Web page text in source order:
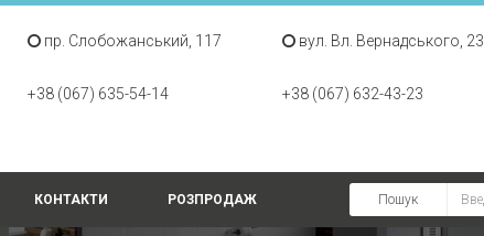
пр. Слобожанський, 117
+38 (067) 635-54-14
вул. Вл. Вернадського, 23
+38 (067) 632-43-23
КОНТАКТИ РОЗПРОДАЖ Пошук